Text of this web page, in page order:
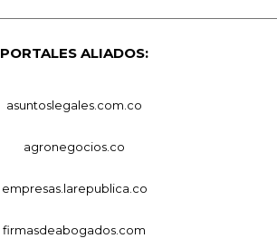
PORTALES ALIADOS:
asuntoslegales.com.co
agronegocios.co
empresas.larepublica.co
firmasdeabogados.com